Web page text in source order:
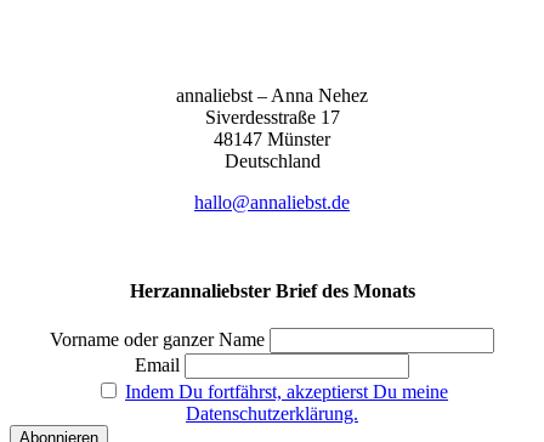
anna­liebst – Anna Nehez
Sive­r­des­stra­ße 17
48147 Müns­ter
Deutsch­land
hallo@annaliebst.de
Herzannaliebster Brief des Monats
Vorname oder ganzer Name
Email
Indem Du fortfährst, akzeptierst Du meine
Datenschutzerklärung.